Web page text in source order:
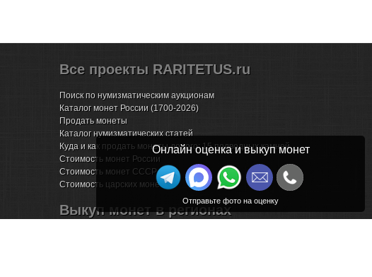
Все проекты RARITETUS.ru
Поиск по нумизматическим аукционам
Каталог монет России (1700-2026)
Продать монеты
Каталог нумизматических статей
Куда и как продать монеты дорого: 15 подводных камней
Стоимость монет России
Стоимость монет СССР
Стоимость царских монет
Выкуп монет в регионах
Онлайн оценка и выкуп монет